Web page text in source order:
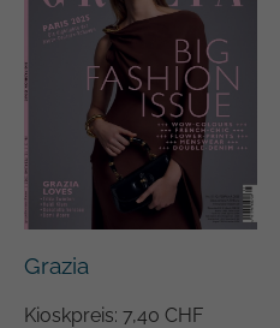
Grazia
Kioskpreis: 7,40 CHF